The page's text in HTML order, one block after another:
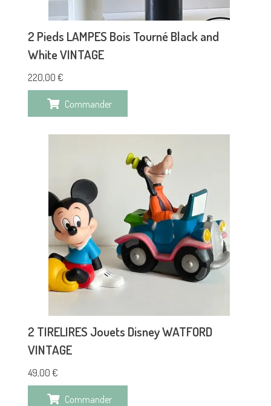
2 Pieds LAMPES Bois Tourné Black and
White VINTAGE
220,00 €
Commander
2 TIRELIRES Jouets Disney WATFORD
VINTAGE
49,00 €
Commander